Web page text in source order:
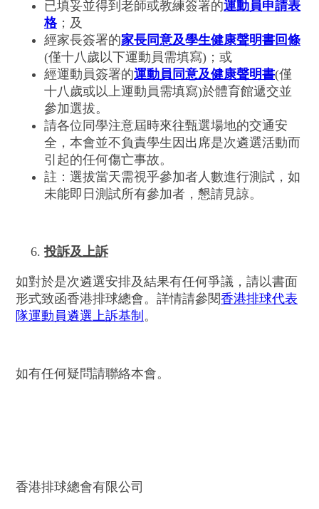
已填妥並得到老師或教練簽署的運動員申請表
格；及
經家長簽署的家長同意及學生健康聲明書回條
(僅十八歲以下運動員需填寫)；或
經運動員簽署的運動員同意及健康聲明書(僅
十八歲或以上運動員需填寫)於體育館遞交並
參加選拔。
請各位同學注意屆時來往甄選場地的交通安
全，本會並不負責學生因出席是次遴選活動而
引起的任何傷亡事故。
註：選拔當天需視乎參加者人數進行測試，如
未能即日測試所有參加者，懇請見諒。
投訴及上訴
如對於是次遴選安排及結果有任何爭議，請以書面
形式致函香港排球總會。詳情請參閱香港排球代表
隊運動員遴選上訴基制 。
如有任何疑問請聯絡本會。
香港排球總會有限公司